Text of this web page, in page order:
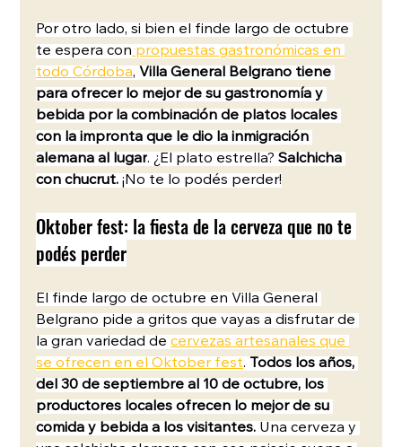
Por otro lado, si bien el finde largo de octubre
te espera con propuestas gastronómicas en
todo Córdoba, Villa General Belgrano tiene
para ofrecer lo mejor de su gastronomía y
bebida por la combinación de platos locales
con la impronta que le dio la inmigración
alemana al lugar. ¿El plato estrella? Salchicha
con chucrut. ¡No te lo podés perder!
Oktober fest: la fiesta de la cerveza que no te
podés perder
El finde largo de octubre en Villa General
Belgrano pide a gritos que vayas a disfrutar de
la gran variedad de cervezas artesanales que
se ofrecen en el Oktober fest.
Todos los años,
del 30 de septiembre al 10 de octubre, los
productores locales ofrecen lo mejor de su
comida y bebida a los visitantes. Una cerveza y